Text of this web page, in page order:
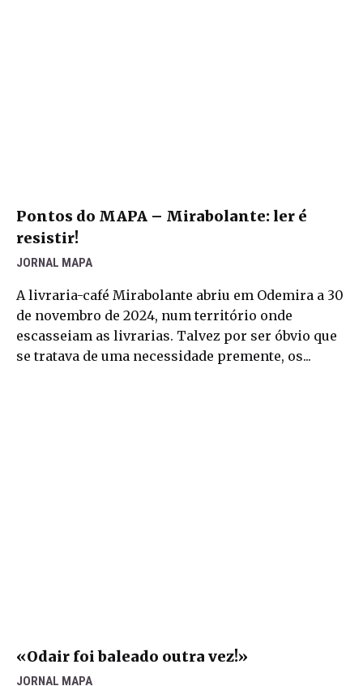
Pontos do MAPA – Mirabolante: ler é
resistir!
JORNAL MAPA
A livraria-café Mirabolante abriu em Odemira a 30
de novembro de 2024, num território onde
escasseiam as livrarias. Talvez por ser óbvio que
se tratava de uma necessidade premente, os...
«Odair foi baleado outra vez!»
JORNAL MAPA